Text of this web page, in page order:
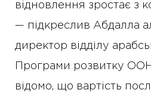
відновлення зростає з
— підкреслив Абдалла
директор відділу
Програми розвитку
відомо, що вартість